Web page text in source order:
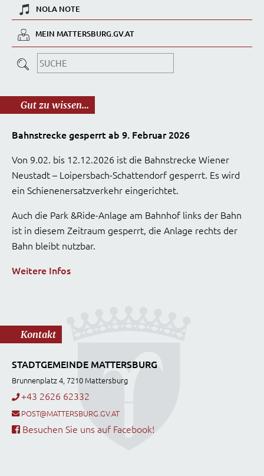
NOLA NOTE
MEIN MATTERSBURG.GV.AT
Gut zu wissen...
Bahnstrecke gesperrt ab 9. Februar 2026
Von 9.02. bis 12.12.2026 ist die Bahnstrecke Wiener
Neustadt – Loipersbach-Schattendorf gesperrt. Es wird
ein Schienenersatzverkehr eingerichtet.
Auch die Park &Ride-Anlage am Bahnhof links der Bahn
ist in diesem Zeitraum gesperrt, die Anlage rechts der
Bahn bleibt nutzbar.
Weitere Infos
Kontakt
STADTGEMEINDE MATTERSBURG
Brunnenplatz 4, 7210 Mattersburg
+43 2626 62332
POST@MATTERSBURG.GV.AT
Besuchen Sie uns auf Facebook!